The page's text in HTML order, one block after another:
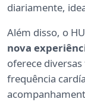
diariamente,
Além disso, o
nova
oferece
frequência